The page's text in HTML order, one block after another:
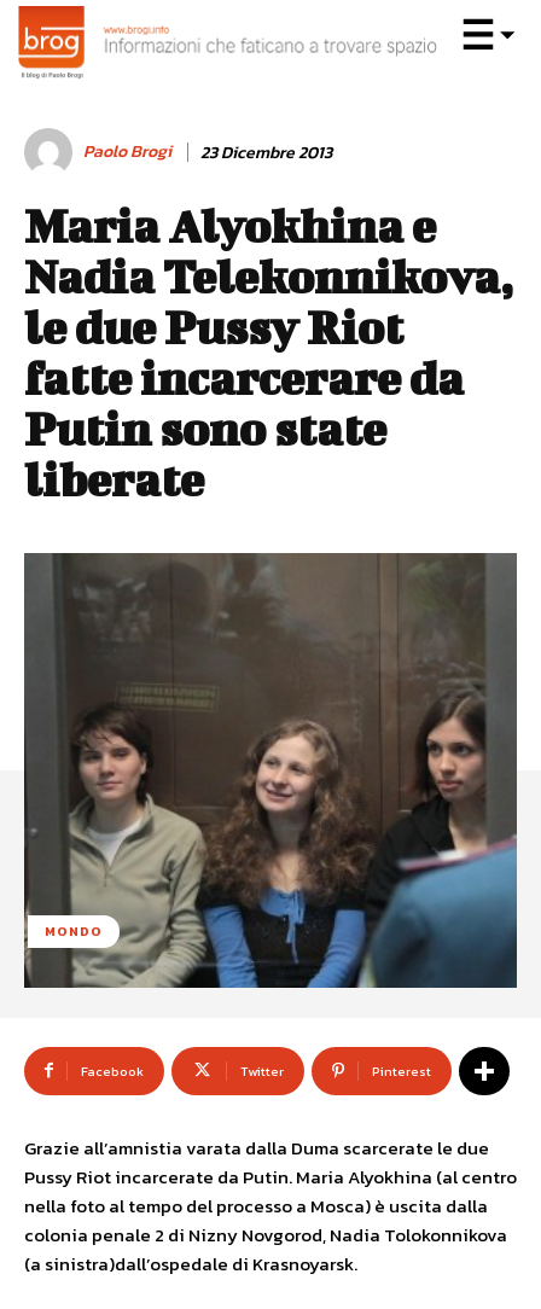
Paolo Brogi 23 Dicembre 2013
Maria Alyokhina e
Nadia Telekonnikova,
le due Pussy Riot
fatte incarcerare da
Putin sono state
liberate
MONDO
Facebook Twitter Pinterest
Grazie all’amnistia varata dalla Duma scarcerate le due
Pussy Riot incarcerate da Putin. Maria Alyokhina (al centro
nella foto al tempo del processo a Mosca) è uscita dalla
colonia penale 2 di Nizny Novgorod, Nadia Tolokonnikova
(a sinistra)dall’ospedale di Krasnoyarsk.